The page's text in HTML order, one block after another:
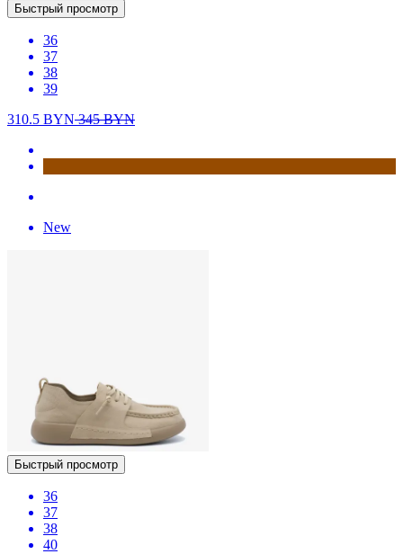
Быстрый просмотр
36
37
38
39
310.5 BYN345BYN
New
Быстрый просмотр
36
37
38
40